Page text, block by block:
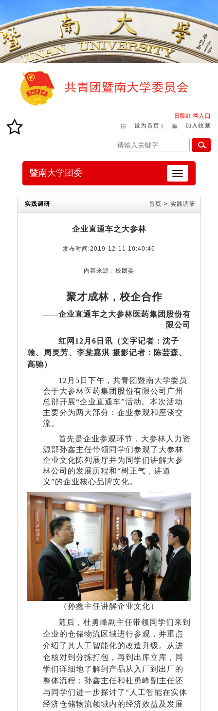
旧版红网入口
设为首页
加入收藏
切
换
航
暨南大学团委
实践调研 首页 > 实践调研
企业直通车之大参林
发布时间:2019-12-11 10:40:46
内容来源：校团委
聚才成林，校企合作
——企业直通车之大参林医药集团股份有
限公司
红网 12 月 6 日讯（文字记者：沈子
翰、周灵芳、李棠嘉淇 摄影记者：陈芸森、
高驰）
12 月 5 日下午，共青团暨南大学委员
会于大参林医药集团股份有限公司广州
总部开展“企业直通车”活动。本次活动
主要分为两大部分：企业参观和座谈交
流。
首先是企业参观环节，大参林人力资
源部孙鑫主任带领同学们参观了大参林
企业文化陈列展厅并为同学们讲解大参
林公司的发展历程和“树正气，讲道
义 ”的企业核心品牌文化。
（孙鑫主任讲解企业文化）
随后，杜勇峰副主任带领同学们来到
企业的仓储物流区域进行参观，并重点
介绍了其人工智能化的改造升级。从进
仓核对到分拣打包，再到出库立库，同
学们详细地了解到产品从入厂到出厂的
整体流程；孙鑫主任和杜勇峰副主任还
与同学们进一步探讨了“人工智能在实体
经济仓储物流领域内的经济效益及发展